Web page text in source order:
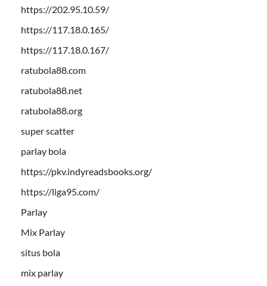
https://202.95.10.59/
https://117.18.0.165/
https://117.18.0.167/
ratubola88.com
ratubola88.net
ratubola88.org
super scatter
parlay bola
https://pkv.indyreadsbooks.org/
https://liga95.com/
Parlay
Mix Parlay
situs bola
mix parlay